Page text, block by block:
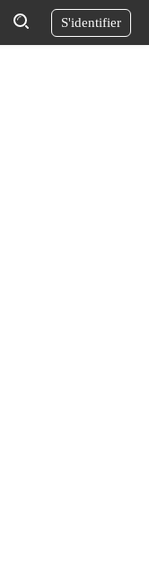
S'identifier